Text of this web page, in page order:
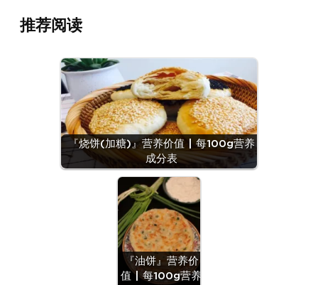
推荐阅读
『烧饼(加糖)』营养价值 | 每100g营养
成分表
『油饼』营养价
值 | 每100g营养